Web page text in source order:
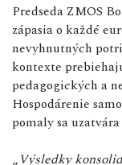
Predseda ZMOS
zápasia o každé
nevyhnutných
kontexte
pedagogických a
Hospodárenie
pomaly sa
„Výsledky